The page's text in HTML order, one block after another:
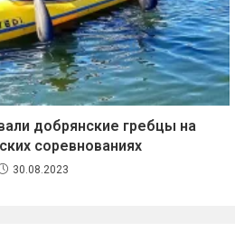
добрянские гребцы на
соревнованиях
30.08.2023